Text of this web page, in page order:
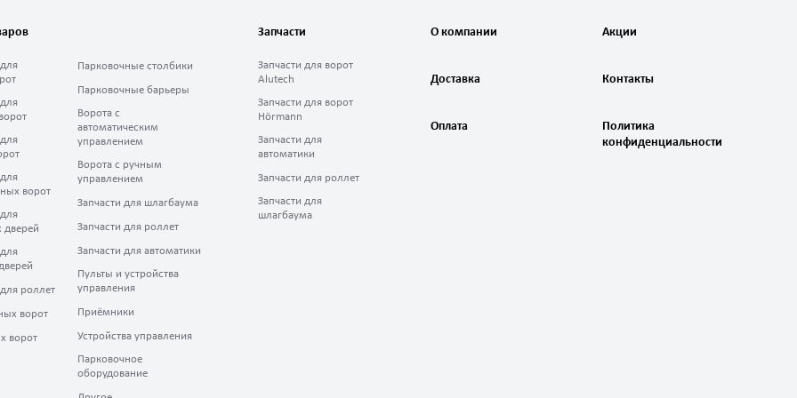
ворот
дверей
роллет
ворот
ворот
Парковочные столбики
Парковочные барьеры
Ворота с
автоматическим
управлением
Ворота с ручным
управлением
Запчасти для шлагбаума
Запчасти для роллет
Запчасти для автоматики
Пульты и устройства
управления
Приёмники
Устройства управления
Парковочное
оборудование
Запчасти
Запчасти для ворот
Alutech
Запчасти для ворот
Hörmann
Запчасти для
автоматики
Запчасти для роллет
Запчасти для
шлагбаума
О компании
Доставка
Оплата
Акции
Контакты
Политика
конфиденциальности